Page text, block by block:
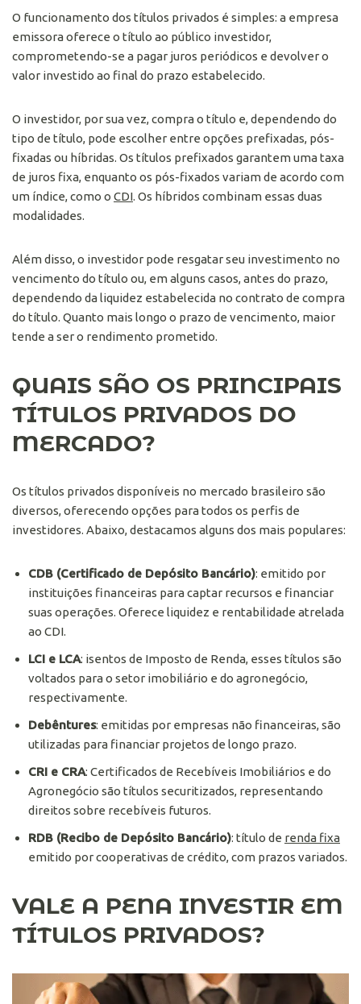
O funcionamento dos títulos privados é simples: a empresa
emissora oferece o título ao público investidor,
comprometendo-se a pagar juros periódicos e devolver o
valor investido ao final do prazo estabelecido.
O investidor, por sua vez, compra o título e, dependendo do
tipo de título, pode escolher entre opções prefixadas, pós-
fixadas ou híbridas. Os títulos prefixados garantem uma taxa
de juros fixa, enquanto os pós-fixados variam de acordo com
um índice, como o CDI. Os híbridos combinam essas duas
modalidades.
Além disso, o investidor pode resgatar seu investimento no
vencimento do título ou, em alguns casos, antes do prazo,
dependendo da liquidez estabelecida no contrato de compra
do título. Quanto mais longo o prazo de vencimento, maior
tende a ser o rendimento prometido.
QUAIS SÃO OS PRINCIPAIS
TÍTULOS PRIVADOS DO
MERCADO?
Os títulos privados disponíveis no mercado brasileiro são
diversos, oferecendo opções para todos os perfis de
investidores. Abaixo, destacamos alguns dos mais populares:
CDB (Certificado de Depósito Bancário): emitido por
instituições financeiras para captar recursos e financiar
suas operações. Oferece liquidez e rentabilidade atrelada
ao CDI.
LCI e LCA: isentos de Imposto de Renda, esses títulos são
voltados para o setor imobiliário e do agronegócio,
respectivamente.
Debêntures: emitidas por empresas não financeiras, são
utilizadas para financiar projetos de longo prazo.
CRI e CRA: Certificados de Recebíveis Imobiliários e do
Agronegócio são títulos securitizados, representando
direitos sobre recebíveis futuros.
RDB (Recibo de Depósito Bancário): título de renda fixa
emitido por cooperativas de crédito, com prazos variados.
VALE A PENA INVESTIR EM
TÍTULOS PRIVADOS?